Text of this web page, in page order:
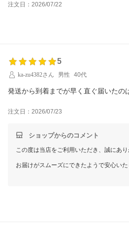
注文日：2026/07/22
5
ka-zu4382さん
男性 40代
注文日：2026/07/23
ショップからのコメント
この度は当店をご利用いただき、誠にあり
お届けがスムーズにできたようで安心いた